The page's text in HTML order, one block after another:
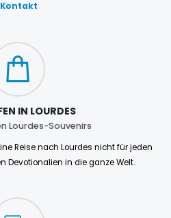
Kontakt
IN LOURDES
Lourdes-Souvenirs
Reise nach Lourdes nicht für jeden
Devotionalien in die ganze Welt.